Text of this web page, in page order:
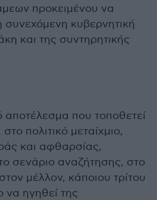
προκειμένου να
συνεχόμενη κυβερνητική
και της συντηρητικής
αποτέλεσμα που τοποθετεί
πολιτικό μεταίχμιο,
και αφθαρσίας,
σενάριο αναζήτησης, στο
μέλλον, κάποιου τρίτου
να ηγηθεί της